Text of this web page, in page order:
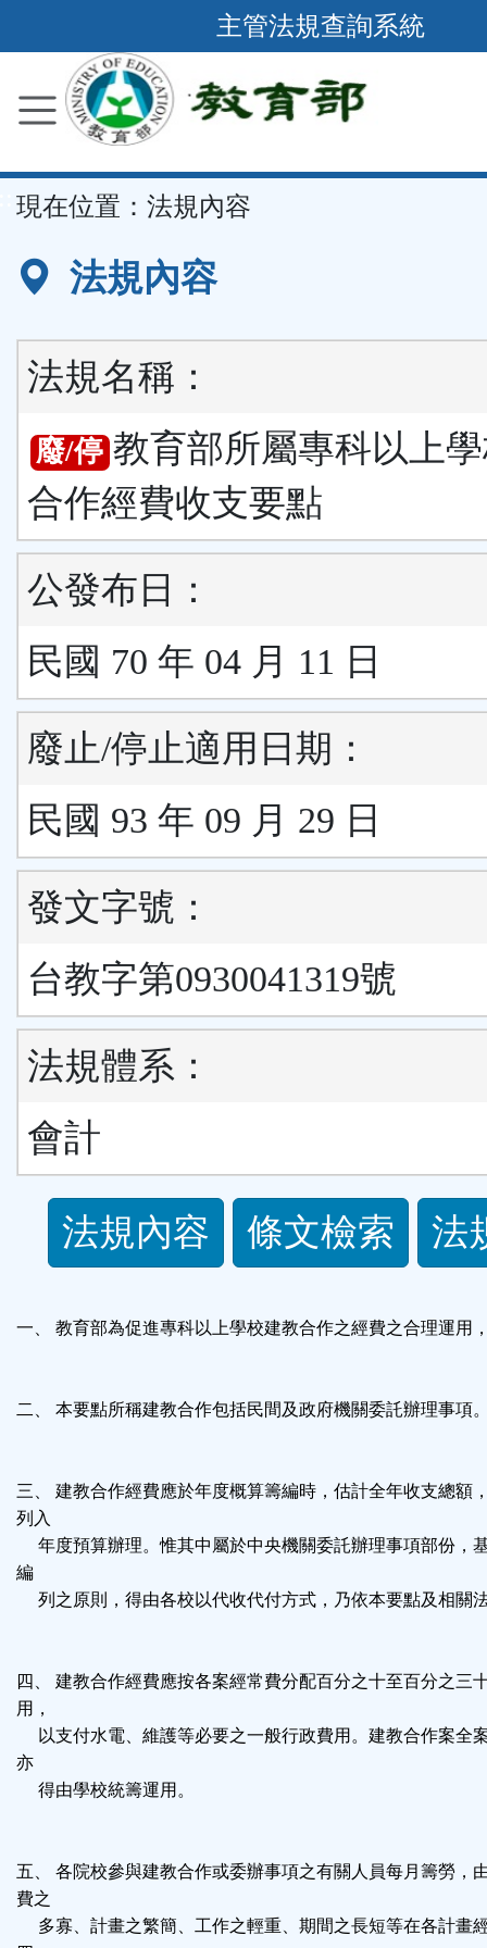
到
要
容
區
主管法規查詢系統
現在位置： 法規內容
法規內容
法規名稱：
廢/停 教育部所屬專科以上
合作經費收支要點
公發布日：
民國 70 年 04 月 11 日
廢止/停止適用日期：
民國 93 年 09 月 29 日
發文字號：
台教字第0930041319號
法規體系：
會計
規
功
鈕
區
法規內容 條文檢索 法
一、 教育部為促進專科以上學校建教合作之經費之合理運用
二、 本要點所稱建教合作包括民間及政府機關委託辦理事項
三、 建教合作經費應於年度概算籌編時，估計全年收支總額
列入
年度預算辦理。惟其中屬於中央機關委託辦理事項部份，
編
列之原則，得由各校以代收代付方式，乃依本要點及相關
四、 建教合作經費應按各案經常費分配百分之十至百分之三
用，
以支付水電、維護等必要之一般行政費用。建教合作案全
亦
得由學校統籌運用。
五、 各院校參與建教合作或委辦事項之有關人員每月籌勞，
費之
多寡、計畫之繁簡、工作之輕重、期間之長短等在各計畫